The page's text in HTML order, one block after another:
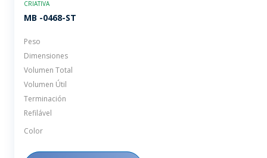
CRIATIVA
MB -0468-ST
Peso
Dimensiones
Volumen Total
Volumen Útil
Terminación
Refilável
Color